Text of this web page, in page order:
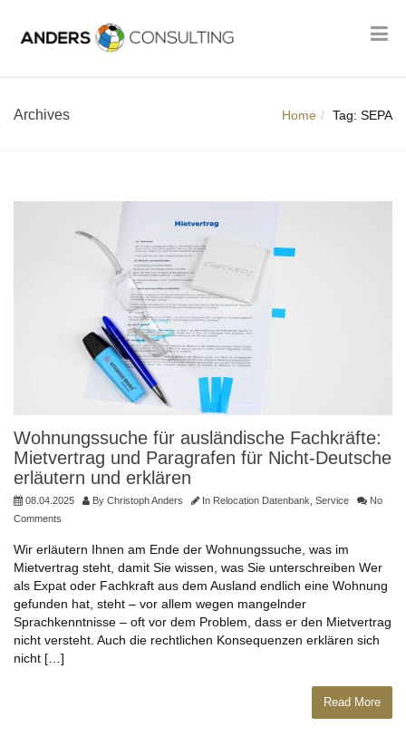
Archives Home Tag: SEPA
Wohnungssuche für ausländische Fachkräfte:
Mietvertrag und Paragrafen für Nicht-Deutsche
erläutern und erklären
08.04.2025 By Christoph Anders In Relocation Datenbank Service
No
Comments
Wir erläutern Ihnen am Ende der Wohnungssuche, was im
Mietvertrag steht, damit Sie wissen, was Sie unterschreiben Wer
als Expat oder Fachkraft aus dem Ausland endlich eine Wohnung
gefunden hat, steht – vor allem wegen mangelnder
Sprachkenntnisse – oft vor dem Problem, dass er den Mietvertrag
nicht versteht. Auch die rechtlichen Konsequenzen erklären sich
nicht […]
Read More